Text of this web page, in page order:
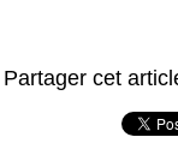
Partager cet